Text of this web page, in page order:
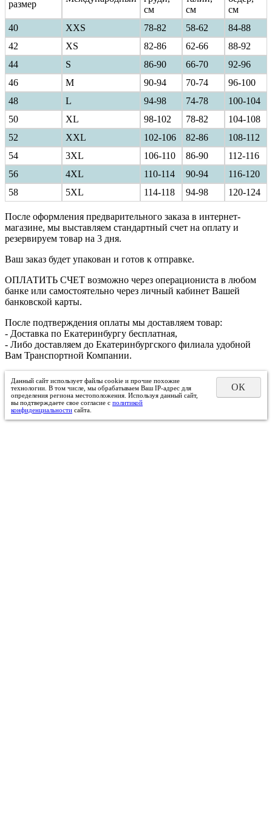
размер
см
см
см
40
ХXS 78-82 58-62
84-88
42
XS 82-86 62-66
88-92
44
S 86-90 66-70
92-96
46
M 90-94 70-74
96-100
48
L 94-98 74-78
100-104
50
XL 98-102 78-82
104-108
52
XXL 102-106 82-86
108-112
54
3XL 106-110 86-90
112-116
56
4XL 110-114 90-94
116-120
58
5XL 114-118 94-98 120-124
После оформления предварительного заказа в интернет-
магазине, мы выставляем стандартный счет на оплату и
резервируем товар на 3 дня.
Ваш заказ будет упакован и готов к отправке.
ОПЛАТИТЬ СЧЕТ возможно через операциониста в любом
банке или самостоятельно через личный кабинет Вашей
банковской карты.
После подтверждения оплаты мы доставляем товар:
- Доставка по Екатеринбургу бесплатная,
- Либо доставляем до Екатеринбургского филиала удобной
Вам Транспортной Компании.
Данный сайт использует файлы cookie и прочие похожие
технологии. В том числе, мы обрабатываем Ваш IP-адрес для
определения региона местоположения. Используя данный сайт,
вы подтверждаете свое согласие с политикой
конфиденциальности сайта.
ОК